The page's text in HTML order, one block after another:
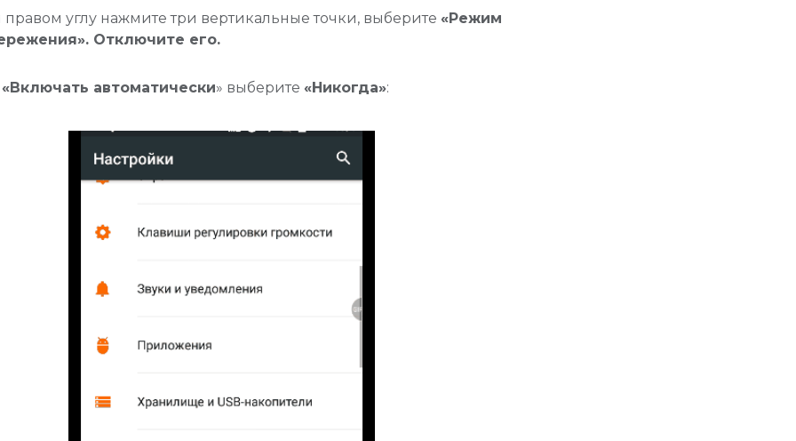
углу нажмите три вертикальные точки, выберите «Режим
Отключите его.
«Включать автоматически» выберите «Никогда»: